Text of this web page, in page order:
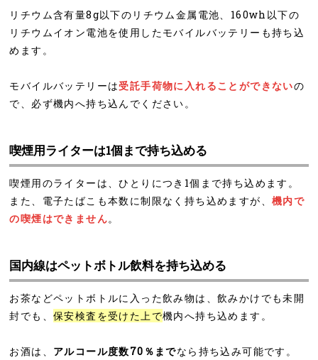
リチウム含有量8g以下のリチウム金属電池、160wh以下の
リチウムイオン電池を使用したモバイルバッテリーも持ち込
めます。
モバイルバッテリーは受託手荷物に入れることができないの
で、必ず機内へ持ち込んでください。
喫煙用ライターは1個まで持ち込める
喫煙用のライターは、ひとりにつき1個まで持ち込めます。
また、電子たばこも本数に制限なく持ち込めますが、機内で
の喫煙はできません。
国内線はペットボトル飲料を持ち込める
お茶などペットボトルに入った飲み物は、飲みかけでも未開
封でも、保安検査を受けた上で機内へ持ち込めます。
お酒は、 アルコール度数70％までなら持ち込み可能です。